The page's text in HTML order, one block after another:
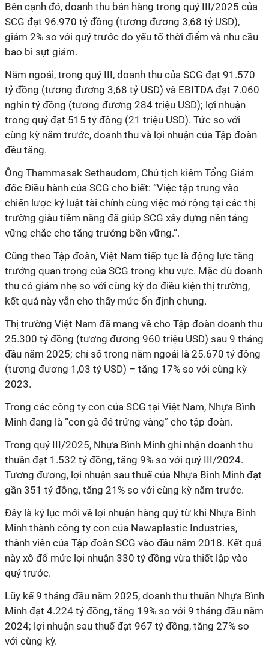
Bên cạnh đó, doanh thu bán hàng trong quý III/2025 của
SCG đạt 96.970 tỷ đồng (tương đương 3,68 tỷ USD),
giảm 2% so với quý trước do yếu tố thời điểm và nhu cầu
bao bì sụt giảm.
Năm ngoái, trong quý III, doanh thu của SCG đạt 91.570
tỷ đồng (tương đương 3,68 tỷ USD) và EBITDA đạt 7.060
nghìn tỷ đồng (tương đương 284 triệu USD); lợi nhuận
trong quý đạt 515 tỷ đồng (21 triệu USD). Tức so với
cùng kỳ năm trước, doanh thu và lợi nhuận của Tập đoàn
đều tăng.
Ông Thammasak Sethaudom, Chủ tịch kiêm Tổng Giám
đốc Điều hành của SCG cho biết: “Việc tập trung vào
chiến lược kỷ luật tài chính cùng việc mở rộng tại các thị
trường giàu tiềm năng đã giúp SCG xây dựng nền tảng
vững chắc cho tăng trưởng bền vững.”.
Cũng theo Tập đoàn, Việt Nam tiếp tục là động lực tăng
trưởng quan trọng của SCG trong khu vực. Mặc dù doanh
thu có giảm nhẹ so với cùng kỳ do điều kiện thị trường,
kết quả này vẫn cho thấy mức ổn định chung.
Thị trường Việt Nam đã mang về cho Tập đoàn doanh thu
25.300 tỷ đồng (tương đương 960 triệu USD) sau 9 tháng
đầu năm 2025; chỉ số trong năm ngoái là 25.670 tỷ đồng
(tương đương 1,03 tỷ USD) – tăng 17% so với cùng kỳ
2023.
Trong các công ty con của SCG tại Việt Nam, Nhựa Bình
Minh đang là “con gà đẻ trứng vàng” cho tập đoàn.
Trong quý III/2025, Nhựa Bình Minh ghi nhận doanh thu
thuần đạt 1.532 tỷ đồng, tăng 9% so với quý III/2024.
Tương đương, lợi nhuận sau thuế của Nhựa Bình Minh đạt
gần 351 tỷ đồng, tăng 21% so với cùng kỳ năm trước.
Đây là kỷ lục mới về lợi nhuận hàng quý từ khi Nhựa Bình
Minh thành công ty con của Nawaplastic Industries,
thành viên của Tập đoàn SCG vào đầu năm 2018. Kết quả
này xô đổ mức lợi nhuận 330 tỷ đồng vừa thiết lập vào
quý trước.
Lũy kế 9 tháng đầu năm 2025, doanh thu thuần Nhựa Bình
Minh đạt 4.224 tỷ đồng, tăng 19% so với 9 tháng đầu năm
2024; lợi nhuận sau thuế đạt 967 tỷ đồng, tăng 27% so
với cùng kỳ.